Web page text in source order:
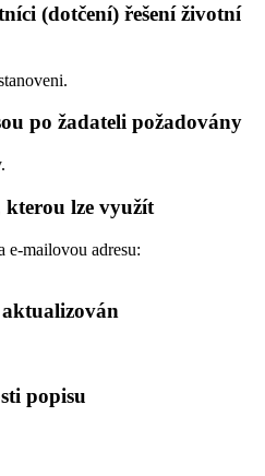
(dotčení) řešení životní
po žadateli požadovány
kterou lze využít
e-mailovou adresu:
popisu